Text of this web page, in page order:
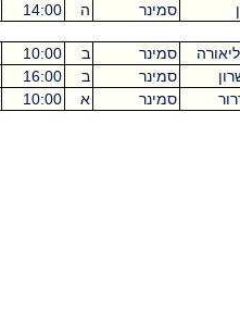
סמינר ה 14:00
סמינר ב 10:00
סמינר ב 16:00
סמינר א 10:00